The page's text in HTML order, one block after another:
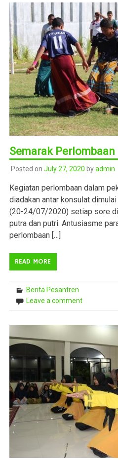
Semarak
Posted on July 27, 2020 byadmin
Kegiatan perlombaan dalam
diadakan antar konsulat
(20-24/07/2020) setiap sore
putra dan putri. Antusiasme
perlombaan […]
READ MORE
Berita Pesantren
Leave a comment